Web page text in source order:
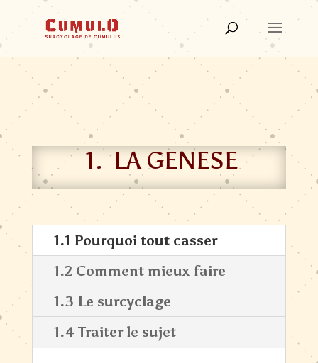
1. LA GENESE
1.1 Pourquoi tout casser
1.2 Comment mieux faire
1.3 Le surcyclage
1.4 Traiter le sujet